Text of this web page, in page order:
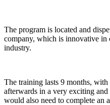
The program is located and
company, which is innovative in
industry.
The training lasts 9 months,
afterwards in a very exciting
would also need to complete an